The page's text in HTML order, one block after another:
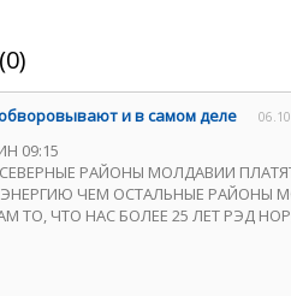
и в самом деле
09:15
РАЙОНЫ МОЛДАВИИ
ЧЕМ ОСТАЛЬНЫЕ РАЙОНЫ
ТО, ЧТО НАС БОЛЕЕ 25 ЛЕТ РЭД